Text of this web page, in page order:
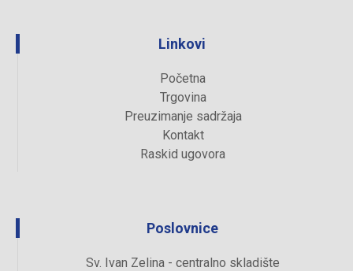
Linkovi
Početna
Trgovina
Preuzimanje sadržaja
Kontakt
Raskid ugovora
Poslovnice
Sv. Ivan Zelina - centralno skladište